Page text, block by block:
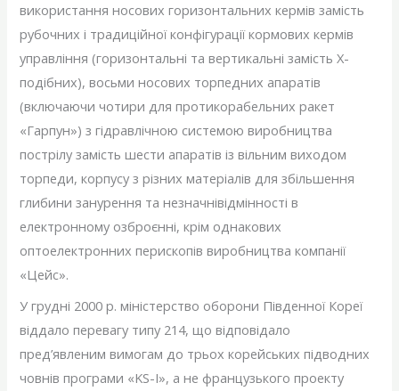
використання носових горизонтальних кермів замість
рубочних і традиційної конфігурації кормових кермів
управління (горизонтальні та вертикальні замість Х-
подібних), восьми носових торпедних апаратів
(включаючи чотири для протикорабельних ракет
«Гарпун») з гідравлічною системою виробництва
пострілу замість шести апаратів із вільним виходом
торпеди, корпусу з різних матеріалів для збільшення
глибини занурення та незначнівідмінності в
електронному озброєнні, крім однакових
оптоелектронних перископів виробництва компанії
«Цейс».
У грудні 2000 р. міністерство оборони Південної Кореї
віддало перевагу типу 214, що відповідало
пред’явленим вимогам до трьох корейських підводних
човнів програми «KS-І», а не французького проекту